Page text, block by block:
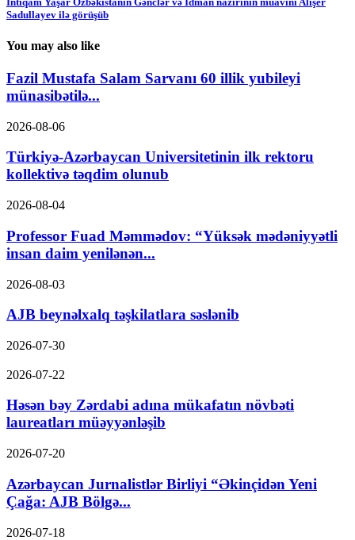
Sadullayev ilə görüşüb
You may also like
Fazil Mustafa Salam Sarvanı 60 illik yubileyi
münasibətilə...
2026-08-06
Türkiyə-Azərbaycan Universitetinin ilk rektoru
kollektivə təqdim olunub
2026-08-04
Professor Fuad Məmmədov: “Yüksək mədəniyyətli
insan daim yenilənən...
2026-08-03
AJB beynəlxalq təşkilatlara səslənib
2026-07-30
2026-07-22
Həsən bəy Zərdabi adına mükafatın növbəti
laureatları müəyyənləşib
2026-07-20
Azərbaycan Jurnalistlər Birliyi “Əkinçidən Yeni
Çağa: AJB Bölgə...
2026-07-18